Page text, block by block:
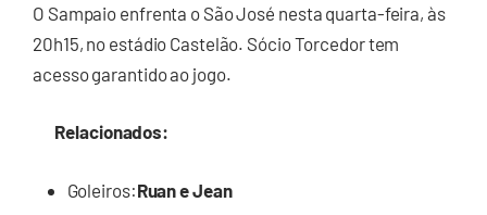
O Sampaio enfrenta o São José nesta quarta-feira, às
20h15, no estádio Castelão. Sócio Torcedor tem
acesso garantido ao jogo.
Relacionados:
Goleiros:Ruan e Jean